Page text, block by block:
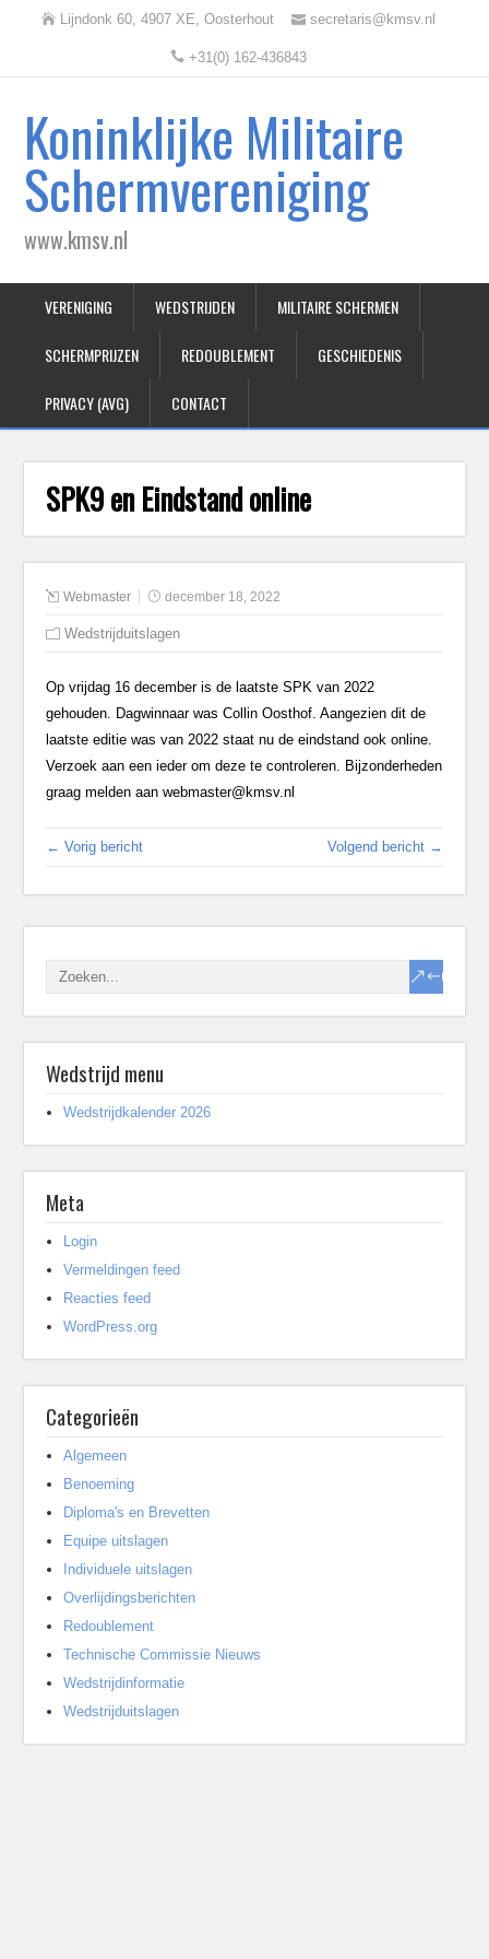
Lijndonk 60, 4907 XE, Oosterhout secretaris@kmsv.nl
+31(0) 162-436843
Koninklijke Militaire
Schermvereniging
www.kmsv.nl
VERENIGING WEDSTRIJDEN MILITAIRE SCHERMEN
SCHERMPRIJZEN REDOUBLEMENT GESCHIEDENIS
PRIVACY (AVG) CONTACT
SPK9 en Eindstand online
Webmaster december 18, 2022
Wedstrijduitslagen
Op vrijdag 16 december is de laatste SPK van 2022
gehouden. Dagwinnaar was Collin Oosthof. Aangezien dit de
laatste editie was van 2022 staat nu de eindstand ook online.
Verzoek aan een ieder om deze te controleren. Bijzonderheden
graag melden aan webmaster@kmsv.nl
← Vorig bericht Volgend bericht →
Wedstrijd menu
Wedstrijdkalender 2026
Meta
Login
Vermeldingen feed
Reacties feed
WordPress.org
Categorieën
Algemeen
Benoeming
Diploma's en Brevetten
Equipe uitslagen
Individuele uitslagen
Overlijdingsberichten
Redoublement
Technische Commissie Nieuws
Wedstrijdinformatie
Wedstrijduitslagen